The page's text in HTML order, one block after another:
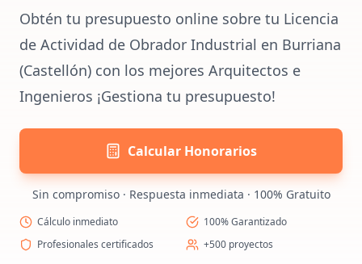
Obtén tu presupuesto online sobre tu Licencia
de Actividad de Obrador Industrial en Burriana
(Castellón) con los mejores Arquitectos e
Ingenieros ¡Gestiona tu presupuesto!
Calcular Honorarios
Sin compromiso · Respuesta inmediata · 100% Gratuito
Cálculo inmediato
100% Garantizado
Profesionales certificados
+500 proyectos